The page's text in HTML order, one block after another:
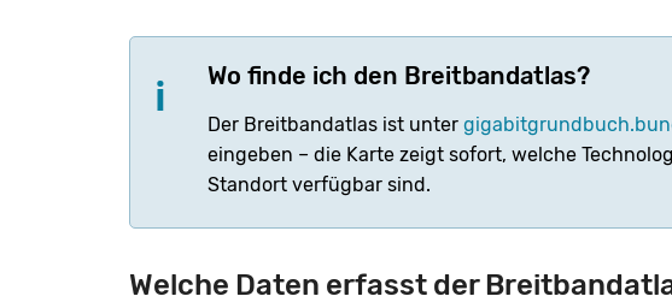
Wo finde ich den Breitbandatlas?
Der Breitbandatlas ist unter
eingeben – die Karte zeigt sofort, welche
Standort verfügbar sind.
Welche Daten erfasst der